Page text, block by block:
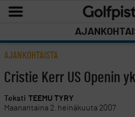
AJANKOHTAISTA
Cristie Kerr US Openin
Teksti TEEMU TYRY
Maanantaina 2. heinäkuuta 2007